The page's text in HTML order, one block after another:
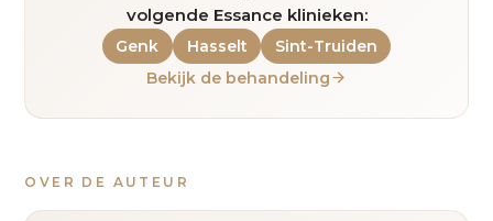
volgende Essance klinieken:
Genk Hasselt
Sint-Truiden
Bekijk de behandeling
OVER DE AUTEUR